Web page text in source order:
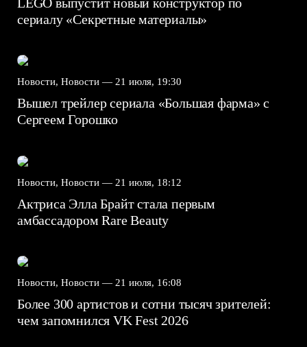
сериалу «Секретные материалы»
Новости, Новости — 21 июля, 19:30
Вышел трейлер сериала «Большая фарма» с
Сергеем Горошко
Новости, Новости — 21 июля, 18:12
Актриса Элла Брайт стала первым
амбассадором Rare Beauty
Новости, Новости — 21 июля, 16:08
Более 300 артистов и сотни тысяч зрителей:
чем запомнился VK Fest 2026